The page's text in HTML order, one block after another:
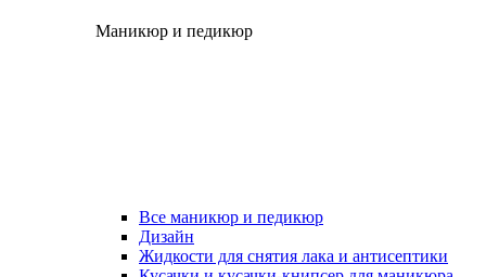
Маникюр и педикюр
Все маникюр и педикюр
Дизайн
Жидкости для снятия лака и антисептики